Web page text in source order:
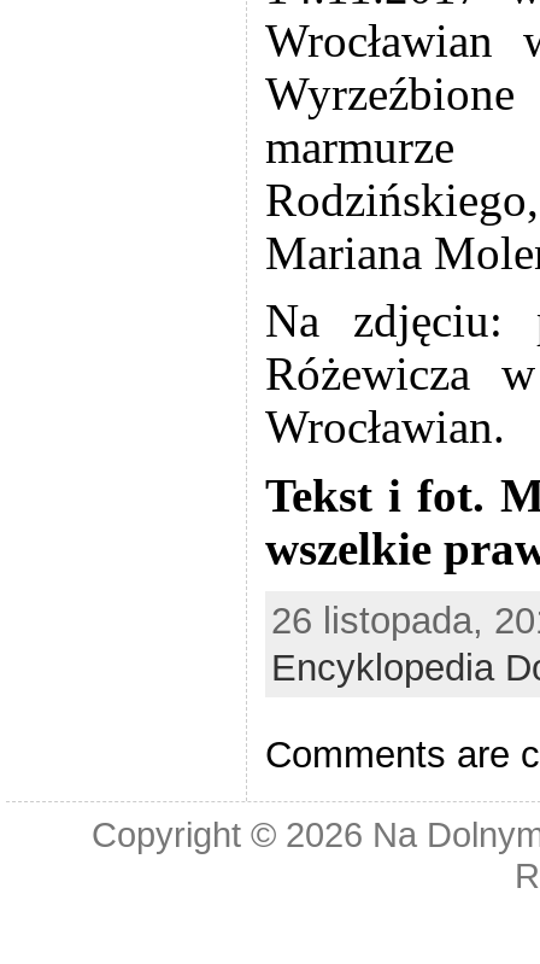
Wrocławian
marmurze
Mariana
Na zdjęciu:
Różewicza
Wrocławian.
Tekst i fot.
wszelkie
26 listopada,
Encyklopedia
Comments are
Copyright © 2026 Na